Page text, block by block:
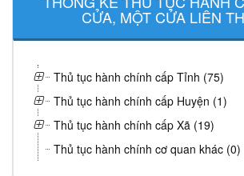
CỬA, MỘT CỬA LIÊN
Thủ tục hành chính cấp Tỉnh (75)
Thủ tục hành chính cấp Huyện (1)
Thủ tục hành chính cấp Xã (19)
Thủ tục hành chính cơ quan khác (0)